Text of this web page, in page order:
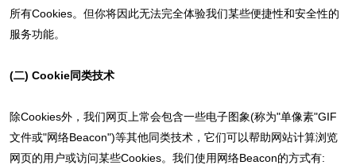
所有Cookies。但你将因此无法完全体验我们某些便捷性和安全性的
服务功能。
(二) Cookie同类技术
除Cookies外，我们网页上常会包含一些电子图象(称为"单像素"GIF
文件或"网络Beacon")等其他同类技术，它们可以帮助网站计算浏览
网页的用户或访问某些Cookies。我们使用网络Beacon的方式有: